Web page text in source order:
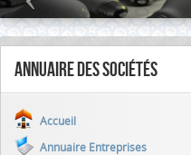
Annuaire des sociétés
Accueil
Annuaire Entreprises